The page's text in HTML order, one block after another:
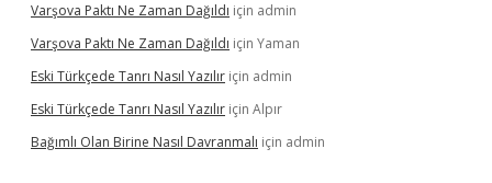
Varşova Paktı Ne Zaman Dağıldı için admin
Varşova Paktı Ne Zaman Dağıldı için Yaman
Eski Türkçede Tanrı Nasıl Yazılır için admin
Eski Türkçede Tanrı Nasıl Yazılır için Alpır
Bağımlı Olan Birine Nasıl Davranmalı için admin